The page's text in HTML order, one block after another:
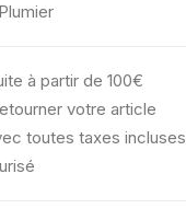
Plumier
à partir de 100€
votre article
toutes taxes incluses